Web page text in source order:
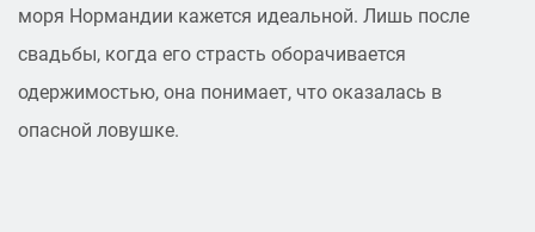
моря Нормандии кажется идеальной. Лишь после
свадьбы, когда его страсть оборачивается
одержимостью, она понимает, что оказалась в
опасной ловушке.